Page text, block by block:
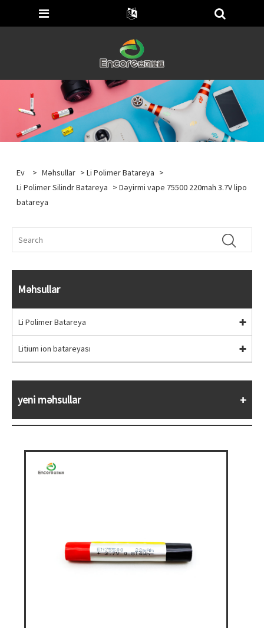
Ev > Məhsullar >Li Polimer Batareya >
Li Polimer Silindr Batareya > Dəyirmi vape 75500 220mah 3.7V lipo
batareya
Məhsullar
Li Polimer Batareya
Litium ion batareyası
yeni məhsullar